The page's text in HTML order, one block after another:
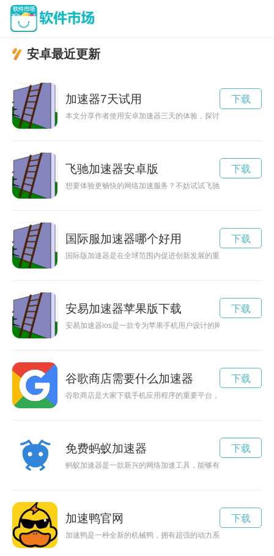
安卓最近更新
加速器7天试用
本文分享作者使用安卓加速器三天的体验，探讨其在网络加速、
下载
飞驰加速器安卓版
想要体验更畅快的网络加速服务？不妨试试飞驰加速器！本文
下载
国际服加速器哪个好用
国际版加速器是在全球范围内促进创新发展的重要机构，通过
下载
安易加速器苹果版下载
安易加速器ios是一款专为苹果手机用户设计的网络加速工具，
下载
谷歌商店需要什么加速器
谷歌商店是大家下载手机应用程序的重要平台，但因为网络环
下载
免费蚂蚁加速器
蚂蚁加速器是一款新兴的网络加速工具，能够有效提升网络速
下载
加速鸭官网
加速鸭是一种全新的机械鸭，拥有超强的动力系统，可以在水
下载